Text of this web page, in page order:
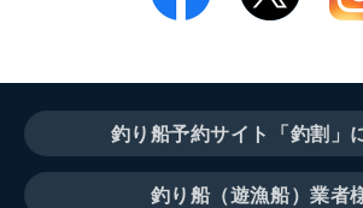
釣り船予約サイト「釣割」
釣り船（遊漁船）業者